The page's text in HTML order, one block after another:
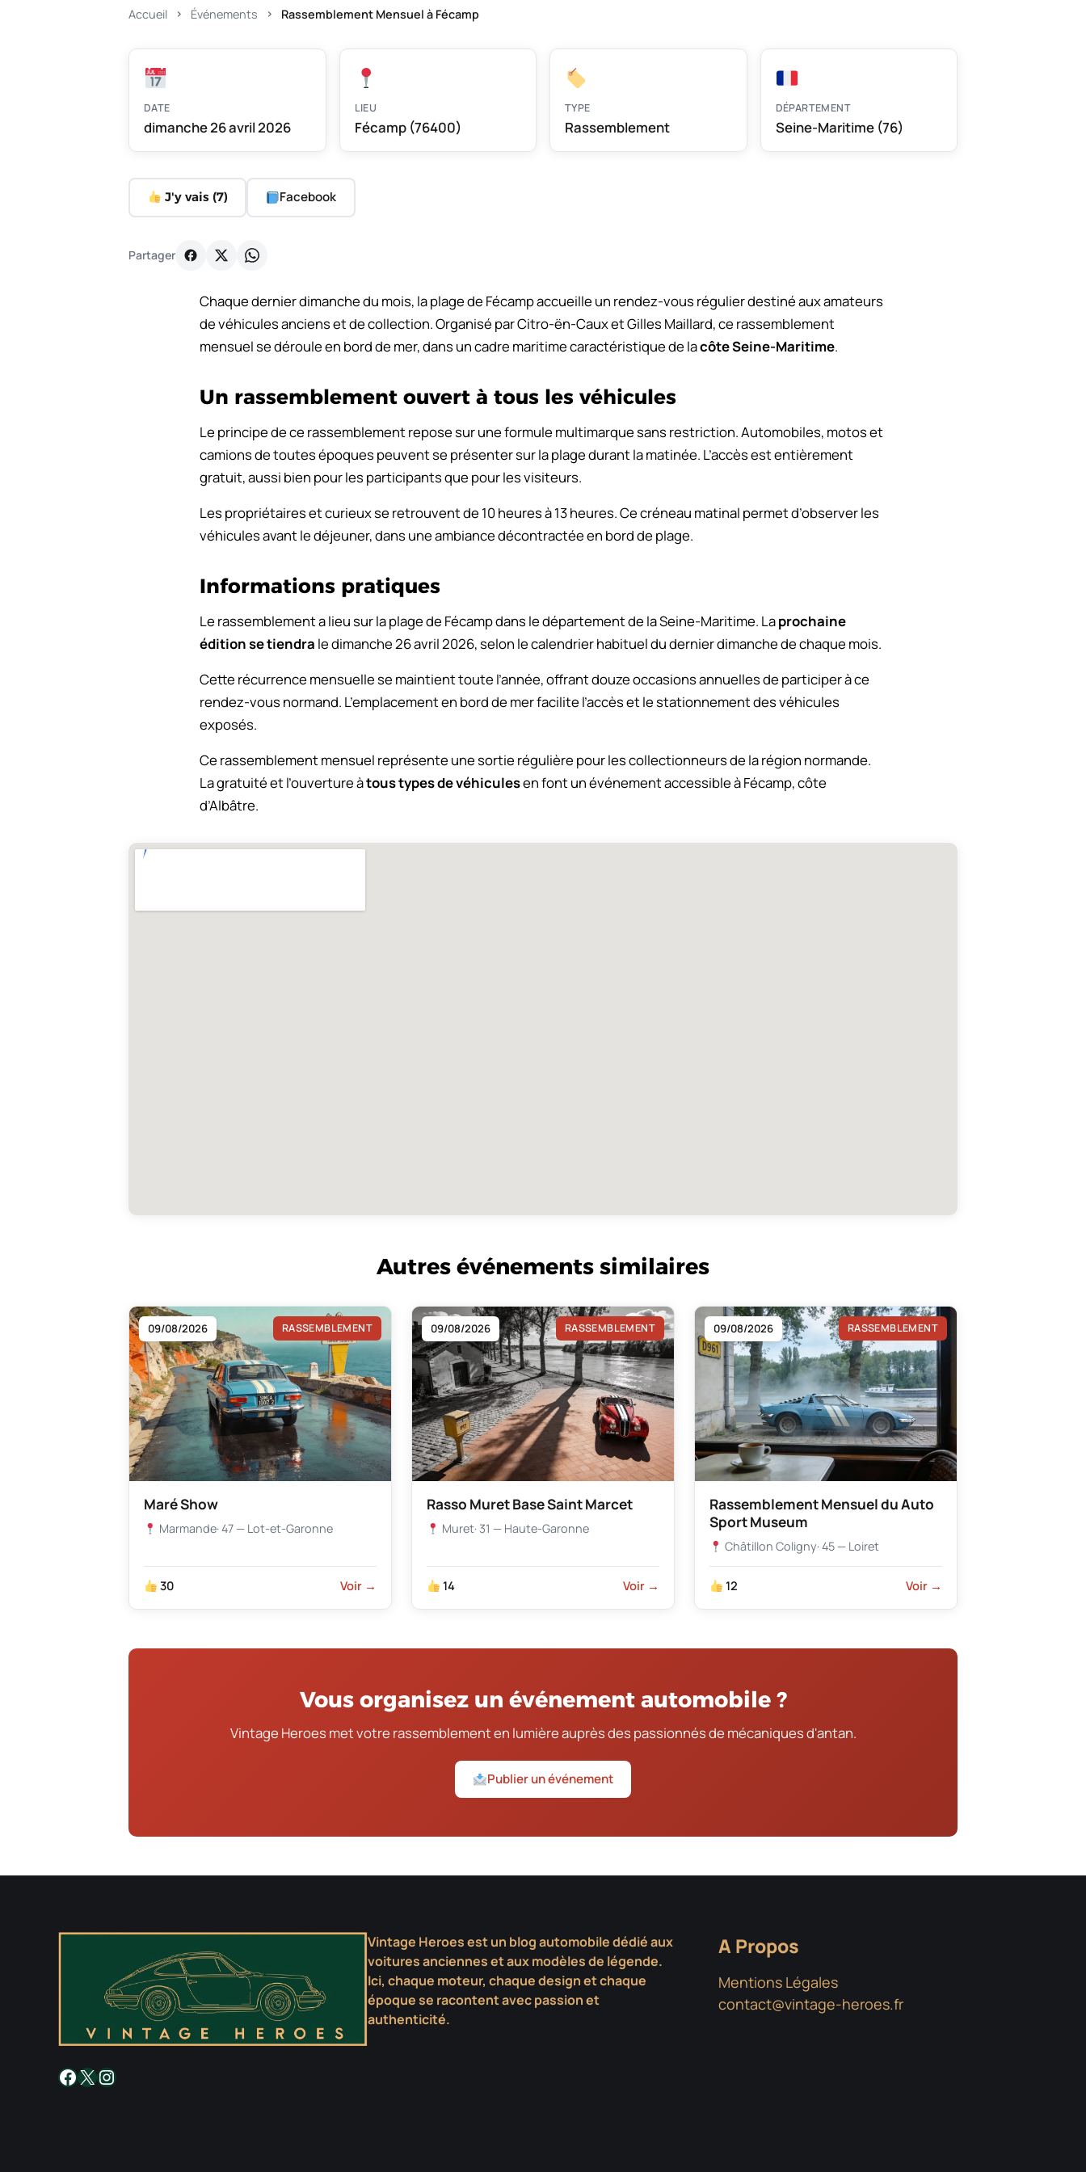
Accueil Événements Rassemblement Mensuel à Fécamp
DATE
dimanche 26 avril 2026
LIEU
Fécamp (76400)
TYPE
Rassemblement
DÉPARTEMENT
Seine-Maritime (76)
J'y vais (7) Facebook
Partager
Chaque dernier dimanche du mois, la plage de Fécamp accueille un rendez-vous régulier destiné aux amateurs
de véhicules anciens et de collection. Organisé par Citro-ën-Caux et Gilles Maillard, ce rassemblement
mensuel se déroule en bord de mer, dans un cadre maritime caractéristique de lacôte Seine-Maritime.
Un rassemblement ouvert à tous les véhicules
Le principe de ce rassemblement repose sur une formule multimarque sans restriction. Automobiles, motos et
camions de toutes époques peuvent se présenter sur la plage durant la matinée. L’accès est entièrement
gratuit, aussi bien pour les participants que pour les visiteurs.
Les propriétaires et curieux se retrouvent de 10 heures à 13 heures. Ce créneau matinal permet d’observer les
véhicules avant le déjeuner, dans une ambiance décontractée en bord de plage.
Informations pratiques
Le rassemblement a lieu sur la plage de Fécamp dans le département de la Seine-Maritime. Laprochaine
édition se tiendra le dimanche 26 avril 2026, selon le calendrier habituel du dernier dimanche de chaque mois.
Cette récurrence mensuelle se maintient toute l’année, offrant douze occasions annuelles de participer à ce
rendez-vous normand. L’emplacement en bord de mer facilite l’accès et le stationnement des véhicules
exposés.
Ce rassemblement mensuel représente une sortie régulière pour les collectionneurs de la région normande.
La gratuité et l’ouverture àtous types de véhiculesen font un événement accessible à Fécamp, côte
d’Albâtre.
Autres événements similaires
09/08/2026 RASSEMBLEMENT
Maré Show
Marmande· 47 — Lot-et-Garonne
30 Voir →
09/08/2026 RASSEMBLEMENT
Rasso Muret Base Saint Marcet
Muret· 31 — Haute-Garonne
14 Voir →
09/08/2026 RASSEMBLEMENT
Rassemblement Mensuel du Auto
Sport Museum
Châtillon Coligny· 45 — Loiret
12 Voir →
Vous organisez un événement automobile ?
Vintage Heroes met votre rassemblement en lumière auprès des passionnés de mécaniques d'antan.
Publier un événement
Facebook
X Instagram
Vintage Heroes est un blog automobile dédié aux
voitures anciennes et aux modèles de légende.
Ici, chaque moteur, chaque design et chaque
époque se racontent avec passion et
authenticité.
A Propos
Mentions Légales
contact@vintage-heroes.fr